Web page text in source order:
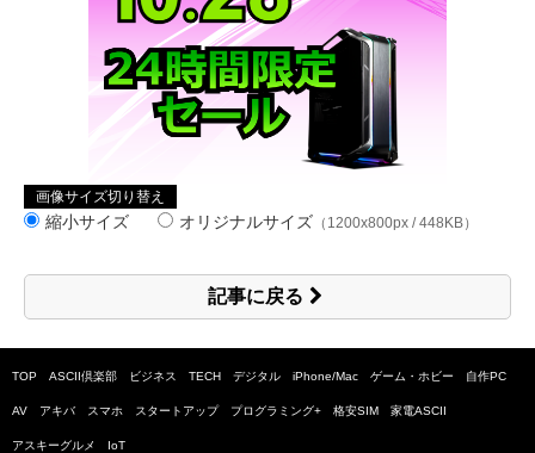
画像サイズ切り替え
縮小サイズ オリジナルサイズ （1200x800px / 448KB）
記事に戻る
TOP ASCII倶楽部 ビジネス TECH デジタル iPhone/Mac ゲーム・ホビー 自作PC
AV アキバ スマホ スタートアップ プログラミング+ 格安SIM 家電ASCII
アスキーグルメ IoT